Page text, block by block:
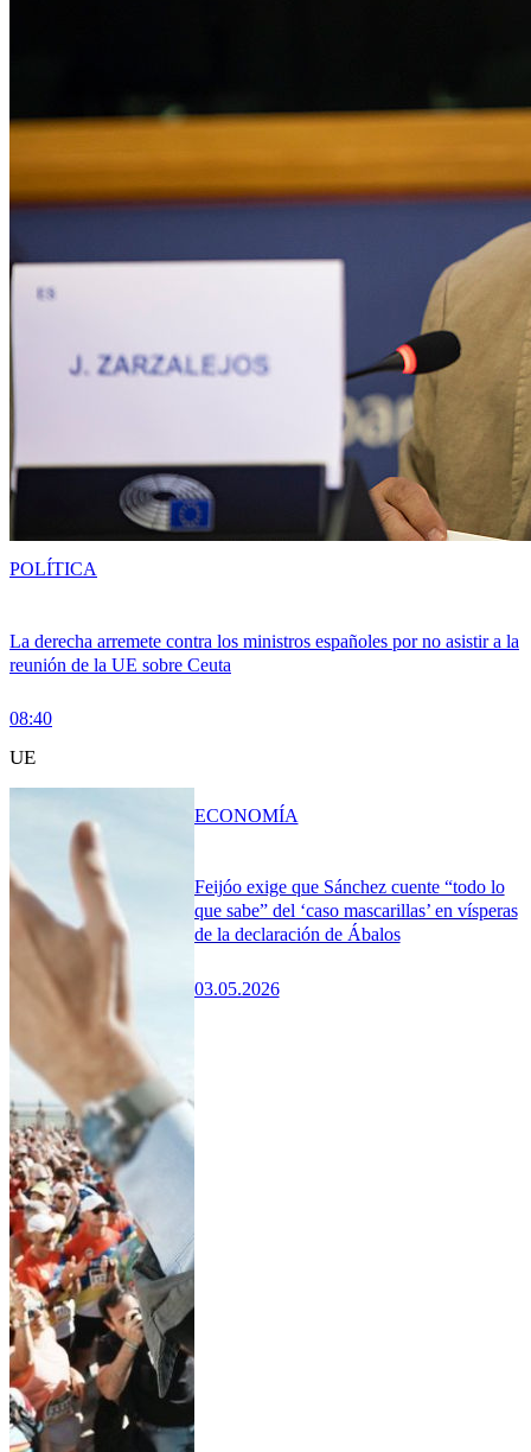
La derecha arremete contra los ministros españoles por no asistir a la
reunión de la UE sobre Ceuta
08:40
POLÍTICA
UE
Feijóo exige que Sánchez cuente “todo lo
que sabe” del ‘caso mascarillas’ en vísperas
de la declaración de Ábalos
03.05.2026
ECONOMÍA